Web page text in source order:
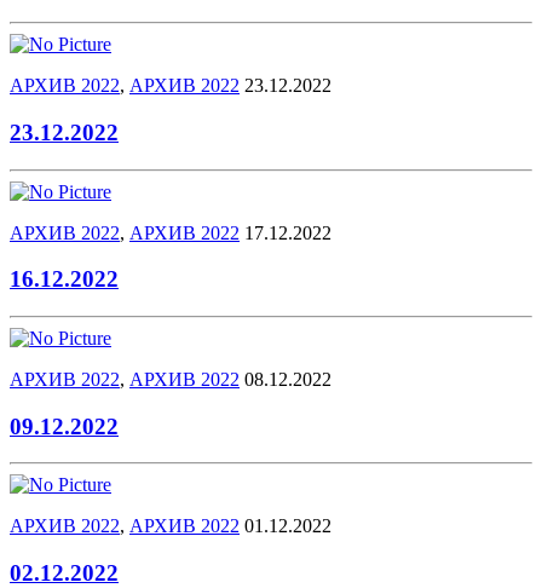
АРХИВ 2022, АРХИВ 2022 23.12.2022
23.12.2022
АРХИВ 2022, АРХИВ 2022 17.12.2022
16.12.2022
АРХИВ 2022, АРХИВ 2022 08.12.2022
09.12.2022
АРХИВ 2022, АРХИВ 2022 01.12.2022
02.12.2022